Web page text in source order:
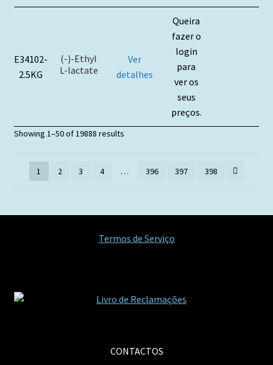
E34102-
2.5KG
(-)-Ethyl
L-lactate
Ver
detalhes
Queira
fazer o
login
para
ver os
seus
preços.
Showing 1–50 of 19888 results
1 2 3 4 … 396 397 398
Termos de Serviço
CONTACTOS